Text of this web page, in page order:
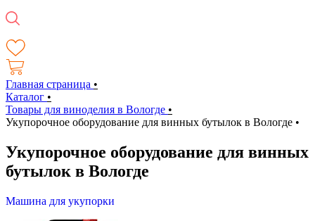
Главная страница •
Каталог •
Товары для виноделия в Вологде •
Укупорочное оборудование для винных бутылок в Вологде •
Укупорочное оборудование для винных
бутылок в Вологде
Машина для укупорки